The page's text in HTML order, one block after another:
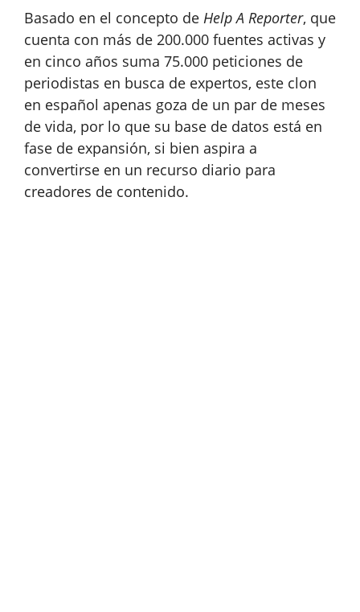
Basado en el concepto de Help A Reporter, que
cuenta con más de 200.000 fuentes activas y
en cinco años suma 75.000 peticiones de
periodistas en busca de expertos, este clon
en español apenas goza de un par de meses
de vida, por lo que su base de datos está en
fase de expansión, si bien aspira a
convertirse en un recurso diario para
creadores de contenido.